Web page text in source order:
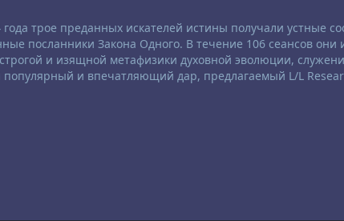
трое преданных искателей истины получали устные
посланники Закона Одного. В течение 106 сеансов они
и изящной метафизики духовной эволюции,
и впечатляющий дар, предлагаемый L/L